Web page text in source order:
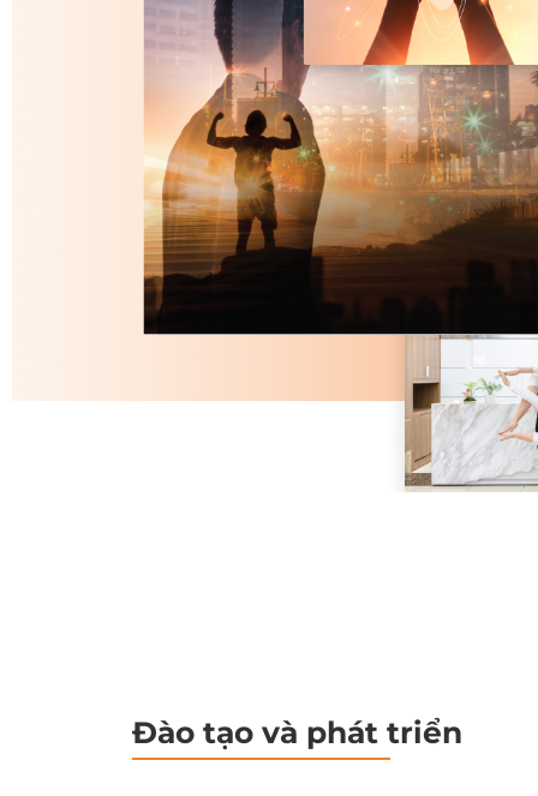
Đào tạo và phát triển